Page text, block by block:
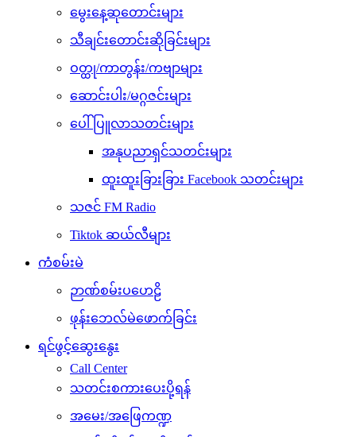
မွေးနေ့ဆုတောင်းများ
သီချင်းတောင်းဆိုခြင်းများ
ဝတ္ထု/ကာတွန်း/ကဗျာများ
ဆောင်းပါး/မဂ္ဂဇင်းများ
ပေါ်ပြူလာသတင်းများ
အနုပညာရှင်သတင်းများ
ထူးထူးခြားခြား Facebook သတင်းများ
သဇင် FM Radio
Tiktok ဆယ်လီများ
ကံစမ်းမဲ
ဉာဏ်စမ်းပဟေဠိ
ဖုန်းဘေလ်မဲဖောက်ခြင်း
ရင်ဖွင့်ဆွေးနွေး
Call Center
သတင်းစကားပေးပို့ရန်
အမေး/အဖြေကဏ္ဍ